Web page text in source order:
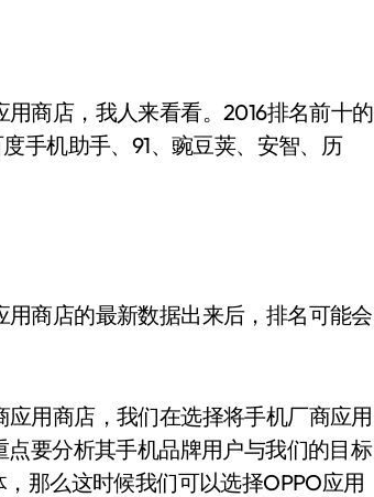
商店，我人来看看。2016排名前十的
手机助手、91、豌豆荚、安智、历
商店的最新数据出来后，排名可能会
用商店，我们在选择将手机厂商应用
要分析其手机品牌用户与我们的目标
那么这时候我们可以选择OPPO应用